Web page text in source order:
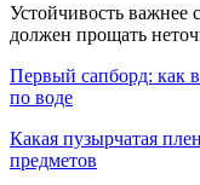
Устойчивость важнее
должен прощать
Первый сапборд: как
по воде
Какая пузырчатая
предметов